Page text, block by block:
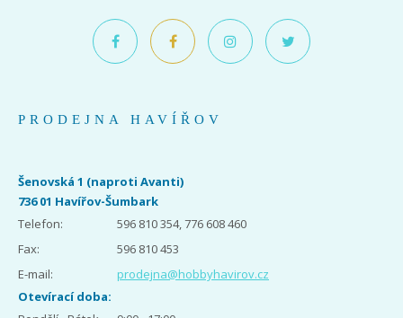
PRODEJNA HAVÍŘOV
Šenovská 1 (naproti Avanti)
736 01 Havířov-Šumbark
Telefon:
596 810 354, 776 608 460
Fax:
596 810 453
E-mail:
prodejna@hobbyhavirov.cz
Otevírací doba: